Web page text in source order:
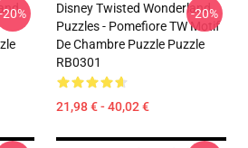
-20%
Disney Twisted Wonderland
Puzzles - Pomefiore TW Motif
De Chambre Puzzle Puzzle
RB0301
21,98 € - 40,02 €
-20%